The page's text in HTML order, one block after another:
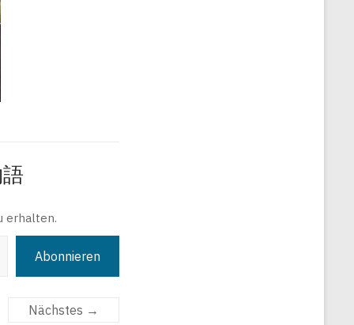
erhalten.
Abonnieren
Nächstes →